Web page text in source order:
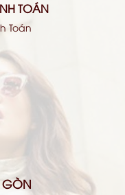
GÒN
TOÁN
Toán